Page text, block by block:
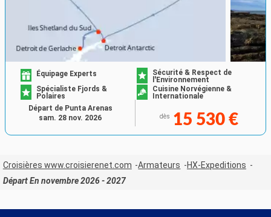
Équipage Experts
Sécurité & Respect de
l'Environnement
Spécialiste Fjords &
Polaires
Cuisine Norvégienne &
Internationale
dès 15 530 €
Départ de Punta Arenas
sam. 28 nov. 2026
Croisières www.croisierenet.com Armateurs
HX-Expeditions
Départ En novembre 2026 - 2027